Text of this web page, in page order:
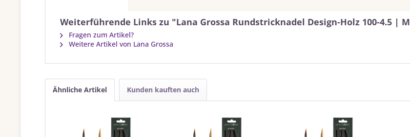
Weiterführende Links zu "Lana Grossa Rundstricknadel Design-Holz 100-4.5 |
Fragen zum Artikel?
Weitere Artikel von Lana Grossa
Ähnliche Artikel Kunden kauften auch